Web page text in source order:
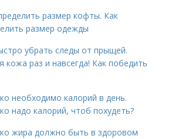
размер кофты. Как
размер одежды
убрать следы от прыщей.
кожа раз и навсегда! Как победить
необходимо калорий в день.
надо калорий, чтоб похудеть?
жира должно быть в здоровом